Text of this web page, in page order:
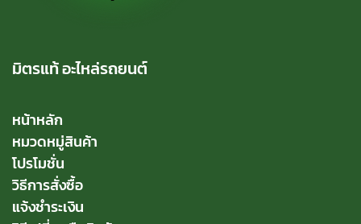
มิตรแท้ อะไหล่รถยนต์
หน้าหลัก
หมวดหมู่สินค้า
โปรโมชั่น
วิธีการสั่งซื้อ
แจ้งชำระเงิน